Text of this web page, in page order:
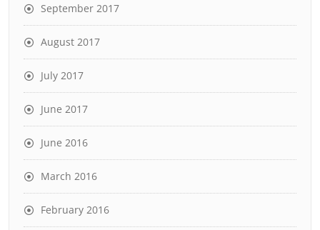
September 2017
August 2017
July 2017
June 2017
June 2016
March 2016
February 2016